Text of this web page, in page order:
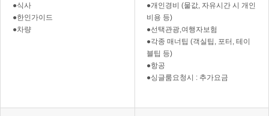
●식사
●한인가이드
●차량
●개인경비 (물값, 자유시간 시 개인
비용 등)
●선택관광,여행자보험
●각종 매너팁 (객실팁, 포터, 테이
블팁 등)
●항공
●싱글룸요청시 : 추가요금